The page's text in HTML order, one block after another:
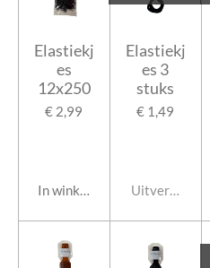
Elastiekj
es
12x250
€ 2,99
In winkelwagen
Elastiekj
es 3
stuks
€ 1,49
Uitverkocht